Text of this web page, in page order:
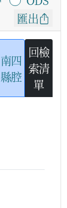
匯出
南四
縣腔
回檢
索清
單